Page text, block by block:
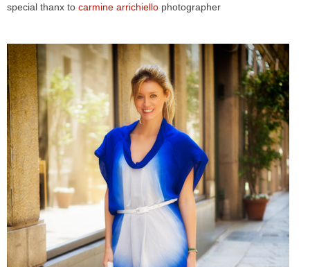
special thanx to carmine arrichiello photographer